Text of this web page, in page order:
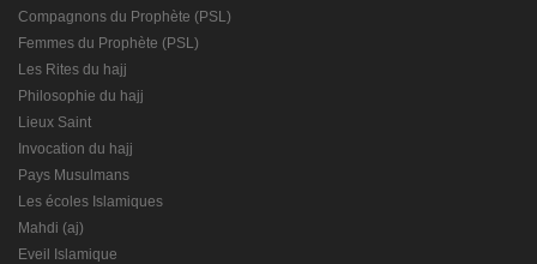
Compagnons du Prophète (PSL)
Femmes du Prophète (PSL)
Les Rites du hajj
Philosophie du hajj
Lieux Saint
Invocation du hajj
Pays Musulmans
Les écoles Islamiques
Mahdi (aj)
Eveil Islamique